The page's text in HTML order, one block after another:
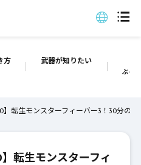
方 武器が知りたい
ぶっ
】転生モンスターフィーバー3！30分の
】転生モンスターフィ